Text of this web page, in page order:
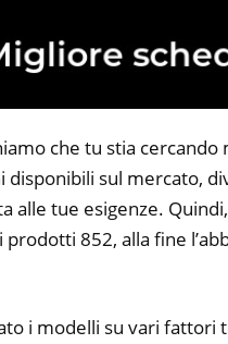
che tu stia
disponibili sul mercato,
alle tue esigenze.
852, alla fine
i modelli su vari fattori